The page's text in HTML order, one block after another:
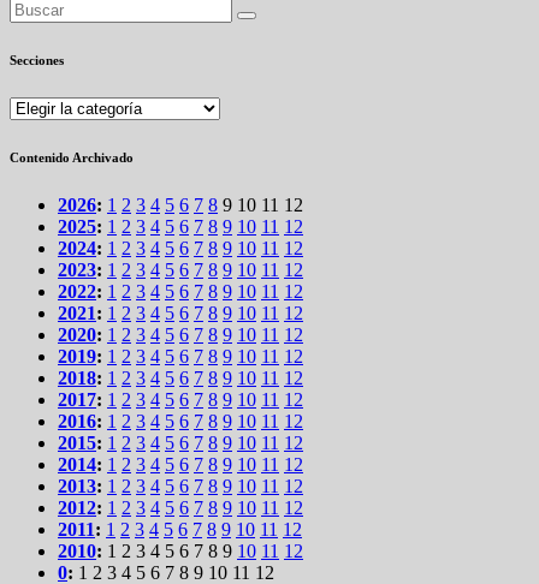
Secciones
Secciones
Contenido Archivado
2026: 1 2 3 4 5 6 7 8 9 10 11 12
2025: 1 2 3 4 5 6 7 8 9 10 11 12
2024: 1 2 3 4 5 6 7 8 9 10 11 12
2023: 1 2 3 4 5 6 7 8 9 10 11 12
2022: 1 2 3 4 5 6 7 8 9 10 11 12
2021: 1 2 3 4 5 6 7 8 9 10 11 12
2020: 1 2 3 4 5 6 7 8 9 10 11 12
2019: 1 2 3 4 5 6 7 8 9 10 11 12
2018: 1 2 3 4 5 6 7 8 9 10 11 12
2017: 1 2 3 4 5 6 7 8 9 10 11 12
2016: 1 2 3 4 5 6 7 8 9 10 11 12
2015: 1 2 3 4 5 6 7 8 9 10 11 12
2014: 1 2 3 4 5 6 7 8 9 10 11 12
2013: 1 2 3 4 5 6 7 8 9 10 11 12
2012: 1 2 3 4 5 6 7 8 9 10 11 12
2011: 1 2 3 4 5 6 7 8 9 10 11 12
2010: 1 2 3 4 5 6 7 8 9 10 11 12
0: 1 2 3 4 5 6 7 8 9 10 11 12